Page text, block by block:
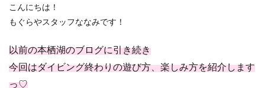
こんにちは！
もぐらやスタッフななみです！
以前の本栖湖のブログに引き続き
今回はダイビング終わりの遊び方、楽しみ方を紹介します
っ♡